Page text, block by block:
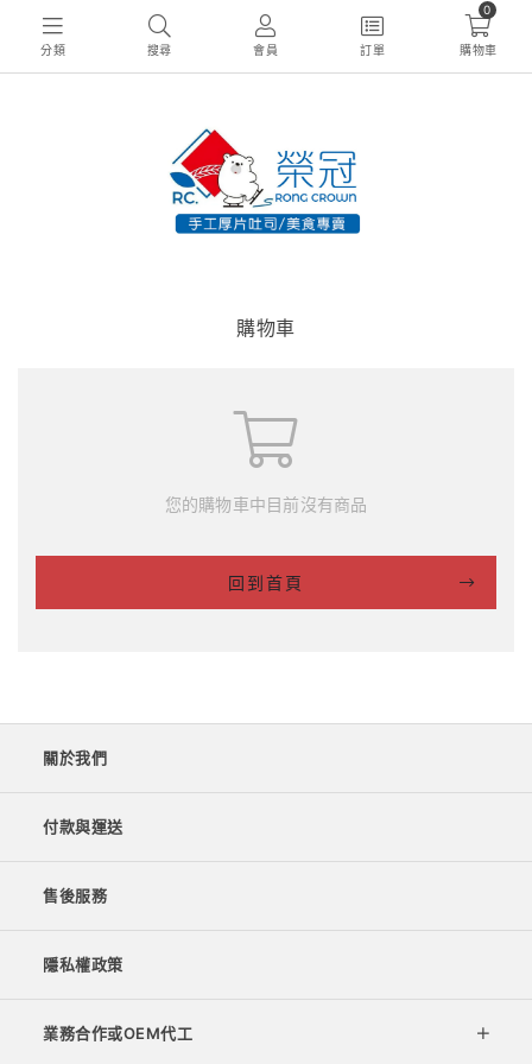
分類 搜尋 會員 訂單
0
購物車
購物車
您的購物車中目前沒有商品
回到首頁
關於我們
付款與運送
售後服務
隱私權政策
業務合作或OEM代工